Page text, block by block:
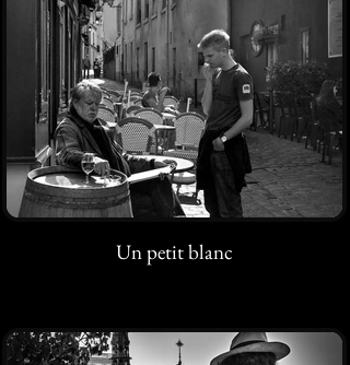
Un petit blanc